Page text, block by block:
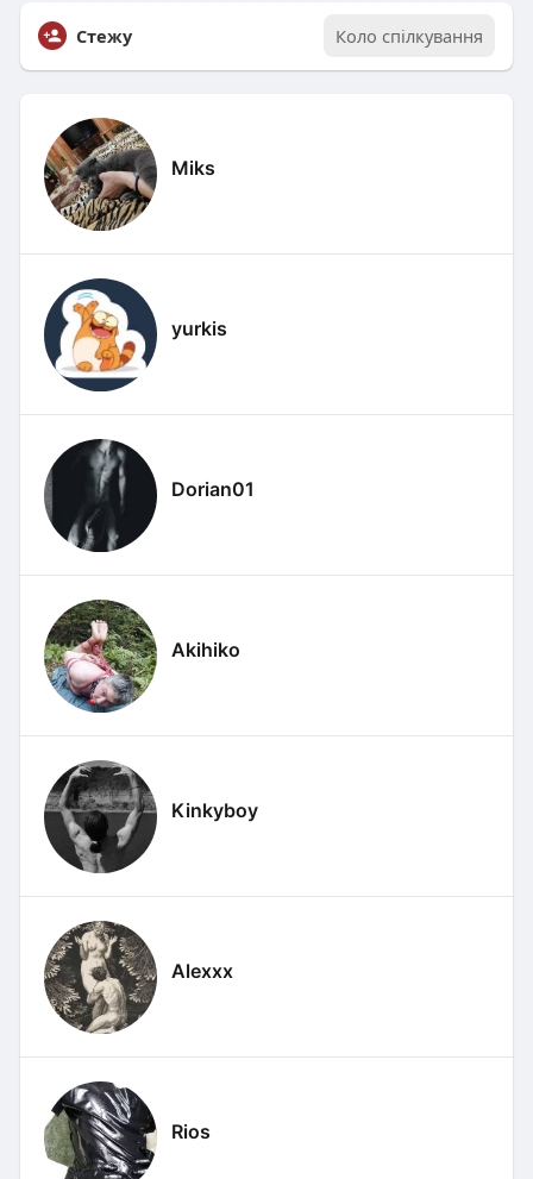
Стежу Коло спілкування
Miks
yurkis
Dorian01
Akihiko
Kinkyboy
Alexxx
Rios